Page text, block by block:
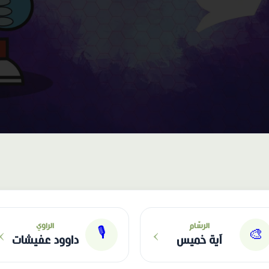
🎨
الرسّام
آية خميس ›
🎙 الراوي
داوود عفيشات